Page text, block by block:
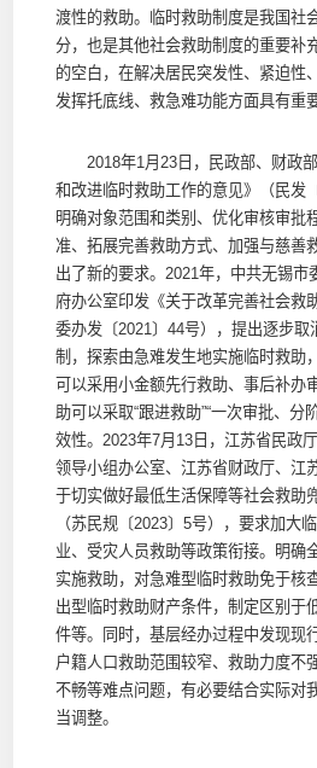
渡性的救助。临时救助制度是我国社
分，也是其他社会救助制度的重要补
的空白，在解决居民突发性、紧迫性
发挥托底线、救急难功能方面具有重
2018年1月23日，民政部、财政部
和改进临时救助工作的意见》（民发
明确对象范围和类别、优化审核审批
准、拓展完善救助方式、加强与慈善
出了新的要求。2021年，中共无锡市
府办公室印发《关于改革完善社会救
委办发〔2021〕44号），提出逐步
制，探索由急难发生地实施临时救助
可以采用小金额先行救助、事后补办
助可以采取“跟进救助”“一次审批、分
效性。2023年7月13日，江苏省民政
领导小组办公室、江苏省财政厅、江
于切实做好最低生活保障等社会救助
（苏民规〔2023〕5号），要求加大
业、受灾人员救助等政策衔接。明确
实施救助，对急难型临时救助免于核
出型临时救助财产条件，制定区别于
件等。同时，基层经办过程中发现现
户籍人口救助范围较窄、救助力度不
不畅等难点问题，有必要结合实际对
当调整。